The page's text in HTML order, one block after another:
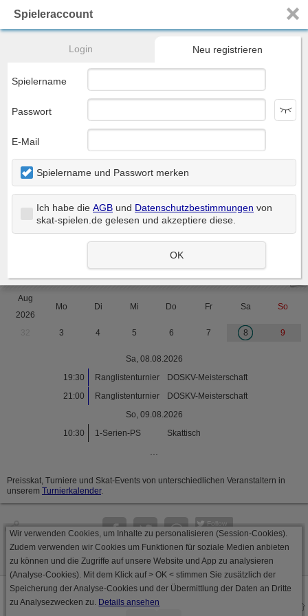
Registrieren
Neu registrieren...Dialog öffnen
> Termine iCal
Aug
2026
Mo Di Mi Do Fr Sa So
3 4 5 6 7 8 9
Sa, 08.08.2026
19:30
Ranglistenturnier
DOSKV-Meisterschaft
21:00
Ranglistenturnier
DOSKV-Meisterschaft
So, 09.08.2026
10:30
1-Serien-PS Skattisch
Preisskat, Turniere und Skat-Events von unterschiedlichen Veranstaltern in
unserem Turnierkalender.
Follow
Seite
Datenschutz AGB
Impressum
© 2000 - 2026 skat-spielen.de
Wir verwenden Cookies, um Inhalte zu personalisieren (Session-Cookies).
Zudem verwenden wir Cookies um Funktionen für soziale Medien anbieten
zu können und die Zugriffe auf unsere Website und App zu analysieren
(Analyse-Cookies). Mit dem Klick auf> OK < stimmen Sie zusätzlich der
Speicherung der Analyse-Cookies und der Übermittlung der Daten an Dritte
zu Analysezwecken zu. Details ansehen
Spieleraccount
Login Neu registrieren
Spielername
Passwort
E-Mail
Spielername und Passwort merken
Ich habe die AGB und Datenschutzbestimmungen von
skat-spielen.de gelesen und akzeptiere diese
OK